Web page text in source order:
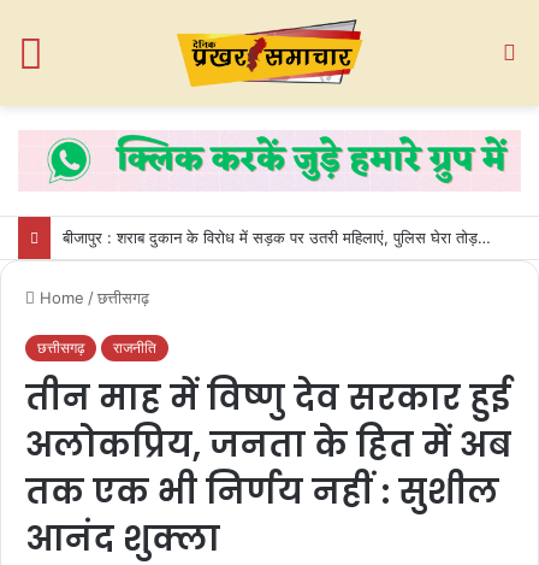
बीजापुर : शराब दुकान के विरोध में सड़क पर उतरी महिलाएं, पुलिस घेरा तोड़कर गेट तोड़ा
Home /छत्तीसगढ़
छत्तीसगढ़ राजनीति
तीन माह में विष्णु देव सरकार हुई
अलोकप्रिय, जनता के हित में अब
तक एक भी निर्णय नहीं : सुशील
आनंद शुक्ला